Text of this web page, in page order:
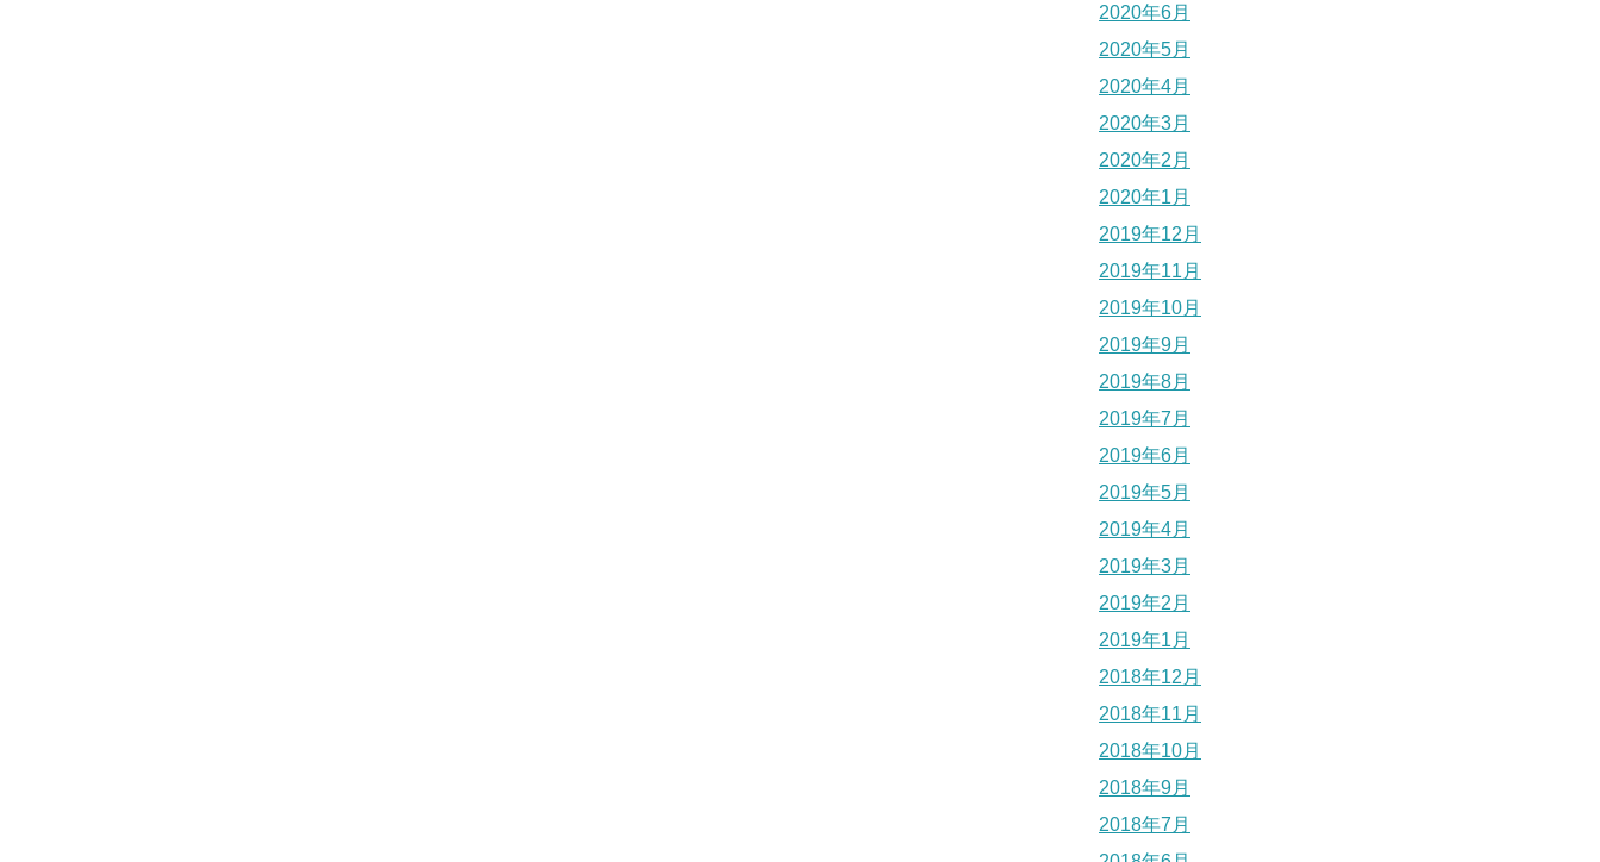
2020年6月
2020年5月
2020年4月
2020年3月
2020年2月
2020年1月
2019年12月
2019年11月
2019年10月
2019年9月
2019年8月
2019年7月
2019年6月
2019年5月
2019年4月
2019年3月
2019年2月
2019年1月
2018年12月
2018年11月
2018年10月
2018年9月
2018年7月